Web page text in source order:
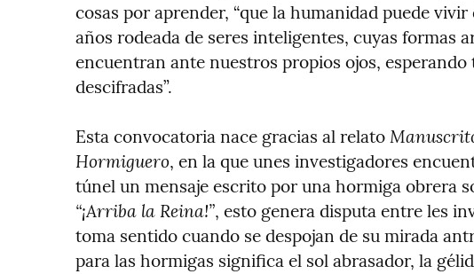
cosas por aprender, “que la humanidad puede
años rodeada de seres inteligentes, cuyas formas
encuentran ante nuestros propios ojos, esperando
descifradas”.
Esta convocatoria nace gracias al relato
Hormiguero, en la que unes investigadores
“¡Arriba la Reina!”, esto genera disputa entre les
toma sentido cuando se despojan de su mirada
para las hormigas significa el sol abrasador, la